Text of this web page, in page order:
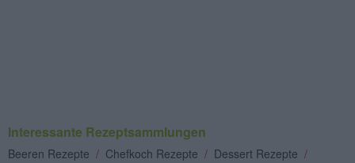
Interessante Rezeptsammlungen
Beeren Rezepte / Chefkoch Rezepte / Dessert Rezepte /